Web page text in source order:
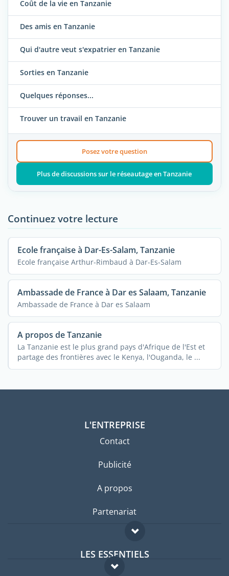
Coût de la vie en Tanzanie
Des amis en Tanzanie
Qui d'autre veut s'expatrier en Tanzanie
Sorties en Tanzanie
Quelques réponses...
Trouver un travail en Tanzanie
Posez votre question
Plus de discussions sur le réseautage en Tanzanie
Continuez votre lecture
Ecole française à Dar-Es-Salam, Tanzanie
Ecole française Arthur-Rimbaud à Dar-Es-Salam
Ambassade de France à Dar es Salaam, Tanzanie
Ambassade de France à Dar es Salaam
A propos de Tanzanie
La Tanzanie est le plus grand pays d'Afrique de l'Est et
partage des frontières avec le Kenya, l'Ouganda, le ...
L'ENTREPRISE
Contact
Publicité
A propos
Partenariat
LES ESSENTIELS
Forum expatriés